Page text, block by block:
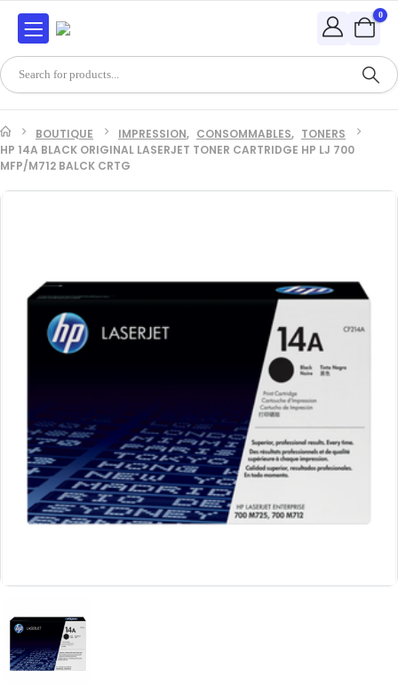
0
BOUTIQUE IMPRESSION, CONSOMMABLES, TONERS
HP 14A BLACK ORIGINAL LASERJET TONER CARTRIDGE HP LJ 700
MFP/M712 BALCK CRTG